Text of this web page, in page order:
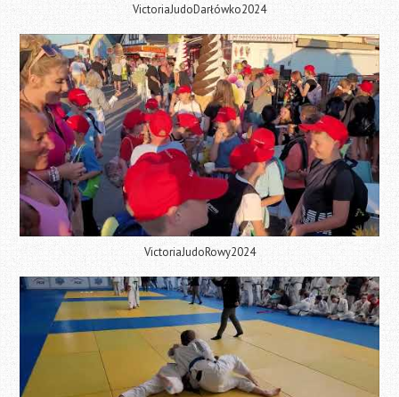
VictoriaJudoDarłówko2024
VictoriaJudoRowy2024